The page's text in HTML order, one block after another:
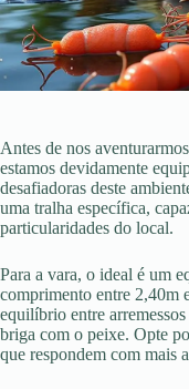
Antes de nos
estamos devidamente
desafiadoras deste
uma tralha específica,
particularidades do local.
Para a vara, o ideal é um
comprimento entre 2,40m
equilíbrio entre
briga com o peixe. Opte
que respondem com mais